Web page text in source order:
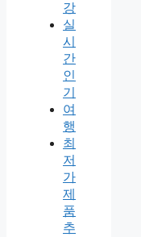
강
실
시
간
인
기
여
행
최
저
가
제
품
추